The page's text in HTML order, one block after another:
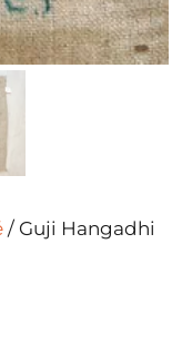
/ Guji Hangadhi